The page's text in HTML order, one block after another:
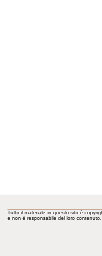
Tutto il materiale in questo sito è
e non è responsabile del loro contenuto.